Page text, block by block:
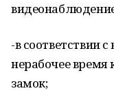
-в соответствии
нерабочее время
замок;